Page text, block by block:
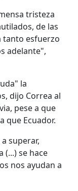
tristeza
de las
tanto esfuerzo
adelante",
la
dijo Correa al
pese a que
que Ecuador.
superar,
(...) se hace
nos ayudan a